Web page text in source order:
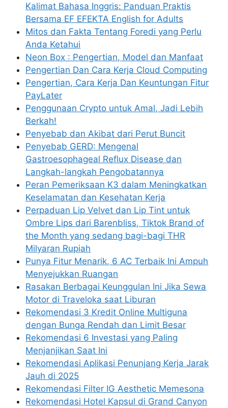
Kalimat Bahasa Inggris: Panduan Praktis
Bersama EF EFEKTA English for Adults
Mitos dan Fakta Tentang Foredi yang Perlu
Anda Ketahui
Neon Box : Pengertian, Model dan Manfaat
Pengertian Dan Cara Kerja Cloud Computing
Pengertian, Cara Kerja Dan Keuntungan Fitur
PayLater
Penggunaan Crypto untuk Amal, Jadi Lebih
Berkah!
Penyebab dan Akibat dari Perut Buncit
Penyebab GERD: Mengenal
Gastroesophageal Reflux Disease dan
Langkah-langkah Pengobatannya
Peran Pemeriksaan K3 dalam Meningkatkan
Keselamatan dan Kesehatan Kerja
Perpaduan Lip Velvet dan Lip Tint untuk
Ombre Lips dari Barenbliss, Tiktok Brand of
the Month yang sedang bagi-bagi THR
Milyaran Rupiah
Punya Fitur Menarik, 6 AC Terbaik Ini Ampuh
Menyejukkan Ruangan
Rasakan Berbagai Keunggulan Ini Jika Sewa
Motor di Traveloka saat Liburan
Rekomendasi 3 Kredit Online Multiguna
dengan Bunga Rendah dan Limit Besar
Rekomendasi 6 Investasi yang Paling
Menjanjikan Saat Ini
Rekomendasi Aplikasi Penunjang Kerja Jarak
Jauh di 2025
Rekomendasi Filter IG Aesthetic Memesona
Rekomendasi Hotel Kapsul di Grand Canyon